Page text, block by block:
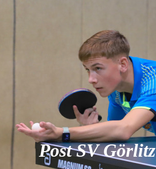
Post SV Görlitz